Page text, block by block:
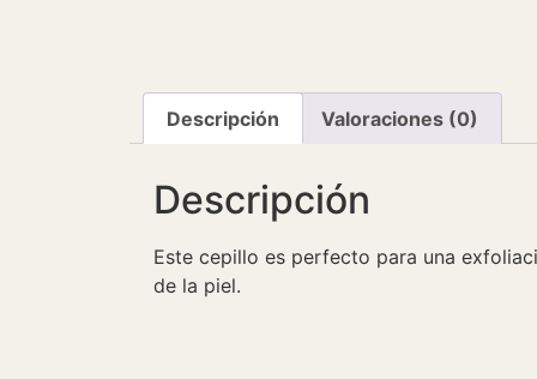
Descripción Valoraciones (0)
Descripción
Este cepillo es perfecto para una
de la piel.